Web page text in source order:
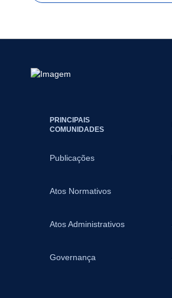
PRINCIPAIS
COMUNIDADES
Publicações
Atos Normativos
Atos Administrativos
Governança